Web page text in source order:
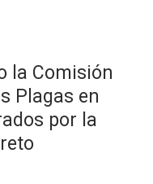
la Comisión
Plagas en
por la